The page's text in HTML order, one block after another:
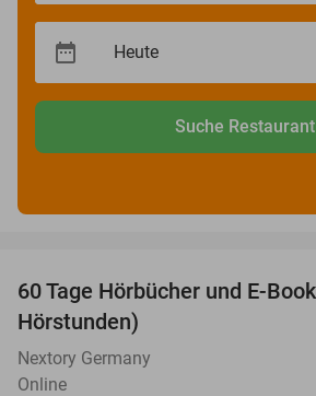
Suche Restaurant
60 Tage Hörbücher und E-
Hörstunden)
Nextory Germany
Online